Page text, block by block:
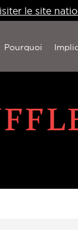
le site
Pourquoi